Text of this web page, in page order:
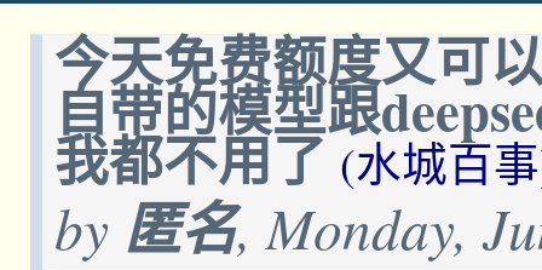
今天免费额度又可
自带的模型跟
我都不用了(水城百
by 匿名, Monday,